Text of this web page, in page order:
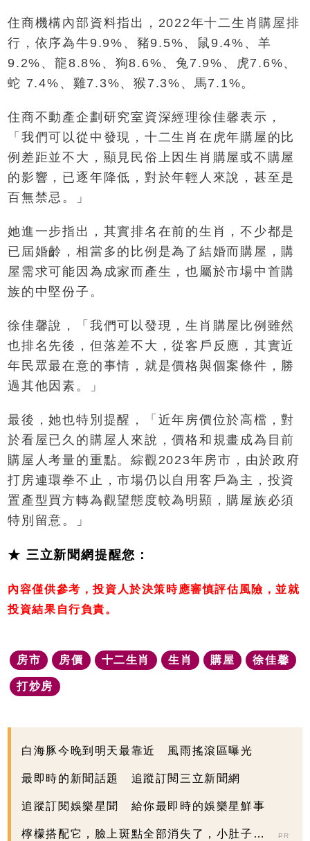
住商機構內部資料指出，2022年十二生肖購屋排
行，依序為牛9.9%、豬9.5%、鼠9.4%、羊
9.2%、龍8.8%、狗8.6%、兔7.9%、虎7.6%、
蛇 7.4%、雞7.3%、猴7.3%、馬7.1%。
住商不動產企劃研究室資深經理徐佳馨表示，
「我們可以從中發現，十二生肖在虎年購屋的比
例差距並不大，顯見民俗上因生肖購屋或不購屋
的影響，已逐年降低，對於年輕人來說，甚至是
百無禁忌。」
她進一步指出，其實排名在前的生肖，不少都是
已屆婚齡，相當多的比例是為了結婚而購屋，購
屋需求可能因為成家而產生，也屬於市場中首購
族的中堅份子。
徐佳馨說，「我們可以發現，生肖購屋比例雖然
也排名先後，但落差不大，從客戶反應，其實近
年民眾最在意的事情，就是價格與個案條件，勝
過其他因素。」
最後，她也特別提醒，「近年房價位於高檔，對
於看屋已久的購屋人來說，價格和規畫成為目前
購屋人考量的重點。綜觀2023年房市，由於政府
打房連環拳不止，市場仍以自用客戶為主，投資
置產型買方轉為觀望態度較為明顯，購屋族必須
特別留意。」
★ 三立新聞網提醒您：
內容僅供參考，投資人於決策時應審慎評估風險，並就
投資結果自行負責。
房市 房價 十二生肖 生肖 購屋 徐佳馨
打炒房
白海豚今晚到明天最靠近 風雨搖滾區曝光
最即時的新聞話題 追蹤訂閱三立新聞網
追蹤訂閱娛樂星聞 給你最即時的娛樂星鮮事
檸檬搭配它，臉上斑點全部消失了，小肚子都
PR